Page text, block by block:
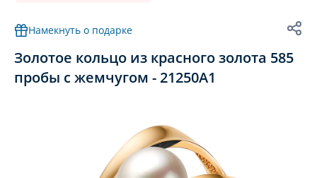
Намекнуть о подарке
Золотое кольцо из красного золота 585
пробы с жемчугом - 21250A1